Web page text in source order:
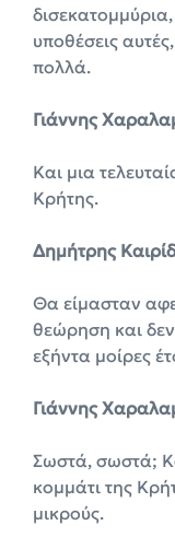
δισεκατομμύρια,
υποθέσεις
πολλά.
Γιάννης
Και μια
Κρήτης.
Δημήτρης
Θα είμασταν
θεώρηση και
εξήντα μοίρες
Γιάννης
Σωστά, σωστά;
κομμάτι της
μικρούς.